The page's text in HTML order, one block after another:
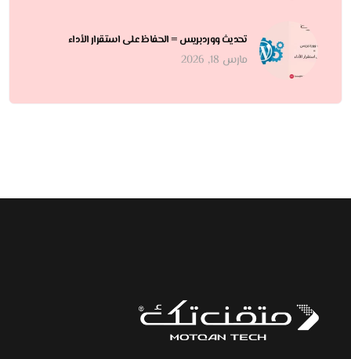
تحديث ووردبريس = الحفاظ على استقرار الأداء
مارس 18, 2026